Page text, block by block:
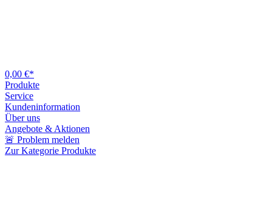
0,00 €*
Produkte
Service
Kundeninformation
Über uns
Angebote & Aktionen
🚨 Problem melden
Zur Kategorie Produkte